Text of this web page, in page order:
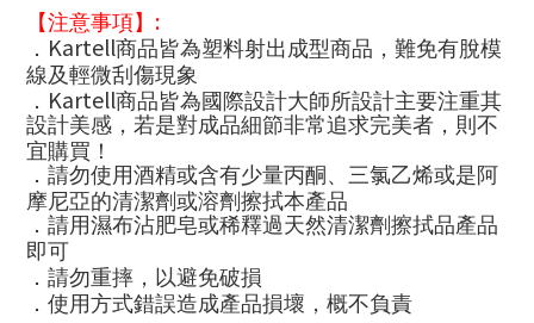
【注意事項】 :
． Kartell商品皆為塑料射出成型商品，難免有脫模
線及輕微刮傷現象
． Kartell商品皆為國際設計大師所設計主要注重其
設計美感，若是對成品細節非常追求完美者，則不
宜購買！
．請勿使用酒精或含有少量丙酮、三氯乙烯或是阿
摩尼亞的清潔劑或溶劑擦拭本產品
．請用濕布沾肥皂或稀釋過天然清潔劑擦拭品產品
即可
．請勿重摔，以避免破損
．使用方式錯誤造成產品損壞，概不負責